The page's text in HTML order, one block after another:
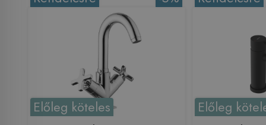
Előleg köteles Előleg